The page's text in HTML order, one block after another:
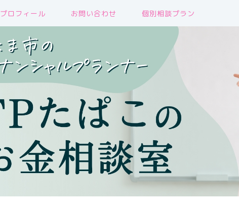
プロフィール お問い合わせ 個別相談プラン